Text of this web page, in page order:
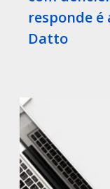
responde é
Datto